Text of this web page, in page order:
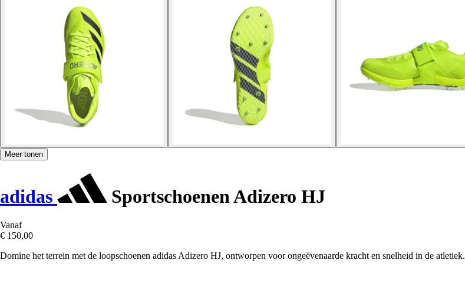
Meer tonen
adidas Sportschoenen Adizero HJ
Vanaf
€ 150,00
Domine het terrein met de loopschoenen adidas Adizero HJ, ontworpen voor ongeëvenaarde kracht en snelheid in de atletiek.